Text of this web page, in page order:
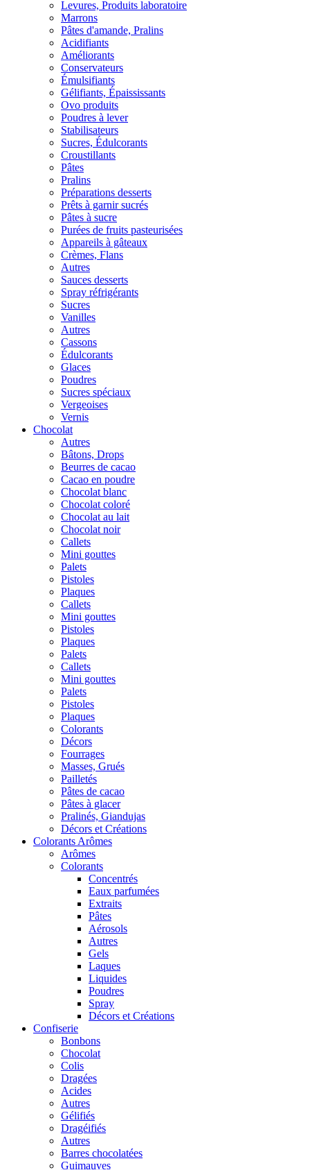
Levures, Produits laboratoire
Marrons
Pâtes d'amande, Pralins
Acidifiants
Améliorants
Conservateurs
Émulsifiants
Gélifiants, Épaississants
Ovo produits
Poudres à lever
Stabilisateurs
Sucres, Édulcorants
Croustillants
Pâtes
Pralins
Préparations desserts
Prêts à garnir sucrés
Pâtes à sucre
Purées de fruits pasteurisées
Appareils à gâteaux
Crèmes, Flans
Autres
Sauces desserts
Spray réfrigérants
Sucres
Vanilles
Autres
Cassons
Édulcorants
Glaces
Poudres
Sucres spéciaux
Vergeoises
Vernis
Chocolat
Autres
Bâtons, Drops
Beurres de cacao
Cacao en poudre
Chocolat blanc
Chocolat coloré
Chocolat au lait
Chocolat noir
Callets
Mini gouttes
Palets
Pistoles
Plaques
Callets
Mini gouttes
Pistoles
Plaques
Palets
Callets
Mini gouttes
Palets
Pistoles
Plaques
Colorants
Décors
Fourrages
Masses, Grués
Pailletés
Pâtes de cacao
Pâtes à glacer
Pralinés, Giandujas
Décors et Créations
Colorants Arômes
Arômes
Colorants
Concentrés
Eaux parfumées
Extraits
Pâtes
Aérosols
Autres
Gels
Laques
Liquides
Poudres
Spray
Décors et Créations
Confiserie
Bonbons
Chocolat
Colis
Dragées
Acides
Autres
Gélifiés
Dragéifiés
Autres
Barres chocolatées
Guimauves